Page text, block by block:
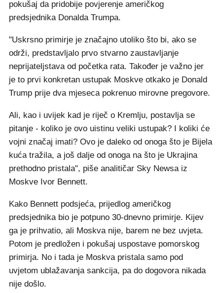
pokušaj da pridobije povjerenje američkog
predsjednika Donalda Trumpa.
"Uskrsno primirje je značajno utoliko što bi, ako se
održi, predstavljalo prvo stvarno zaustavljanje
neprijateljstava od početka rata. Također je važno jer
je to prvi konkretan ustupak Moskve otkako je Donald
Trump prije dva mjeseca pokrenuo mirovne pregovore.
Ali, kao i uvijek kad je riječ o Kremlju, postavlja se
pitanje - koliko je ovo uistinu veliki ustupak? I koliki će
vojni značaj imati? Ovo je daleko od onoga što je Bijela
kuća tražila, a još dalje od onoga na što je Ukrajina
prethodno pristala", piše analitičar Sky Newsa iz
Moskve Ivor Bennett.
Kako Bennett podsjeća, prijedlog američkog
predsjednika bio je potpuno 30-dnevno primirje. Kijev
ga je prihvatio, ali Moskva nije, barem ne bez uvjeta.
Potom je predložen i pokušaj uspostave pomorskog
primirja. No i tada je Moskva pristala samo pod
uvjetom ublažavanja sankcija, pa do dogovora nikada
nije došlo.